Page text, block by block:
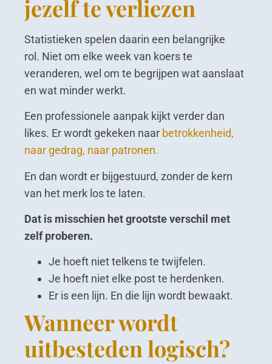
jezelf te verliezen
Statistieken spelen daarin een belangrijke
rol. Niet om elke week van koers te
veranderen, wel om te begrijpen wat aanslaat
en wat minder werkt.
Een professionele aanpak kijkt verder dan
likes. Er wordt gekeken naar betrokkenheid,
naar gedrag, naar patronen.
En dan wordt er bijgestuurd, zonder de kern
van het merk los te laten.
Dat is misschien het grootste verschil met
zelf proberen.
Je hoeft niet telkens te twijfelen.
Je hoeft niet elke post te herdenken.
Er is een lijn. En die lijn wordt bewaakt.
Wanneer wordt
uitbesteden logisch?